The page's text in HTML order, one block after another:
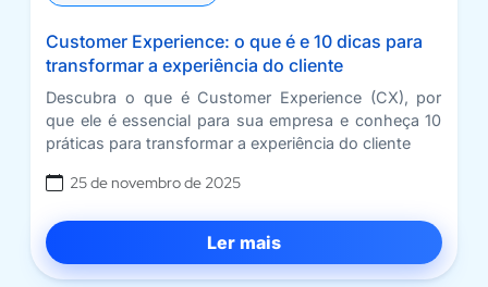
Customer Experience: o que é e 10 dicas para
transformar a experiência do cliente
Descubra o que é Customer Experience (CX), por
que ele é essencial para sua empresa e conheça 10
práticas para transformar a experiência do cliente
25 de novembro de 2025
Ler mais